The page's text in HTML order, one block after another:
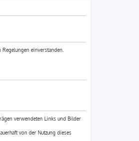
einverstanden.
verwendeten Links und Bilder
von der Nutzung dieses